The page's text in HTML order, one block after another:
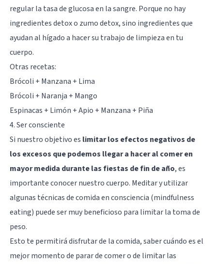
regular la tasa de glucosa en la sangre. Porque no hay
ingredientes detox o zumo detox, sino ingredientes que
ayudan al hígado a hacer su trabajo de limpieza en tu
cuerpo.
Otras recetas:
Brócoli + Manzana + Lima
Brócoli + Naranja + Mango
Espinacas + Limón + Apio + Manzana + Piña
4. Ser consciente
Si nuestro objetivo es limitar los efectos negativos de
los excesos que podemos llegar a hacer al comer en
mayor medida durante las fiestas de fin de año, es
importante conocer nuestro cuerpo. Meditar y utilizar
algunas técnicas de comida en consciencia (mindfulness
eating) puede ser muy beneficioso para limitar la toma de
peso.
Esto te permitirá disfrutar de la comida, saber cuándo es el
mejor momento de parar de comer o de limitar las